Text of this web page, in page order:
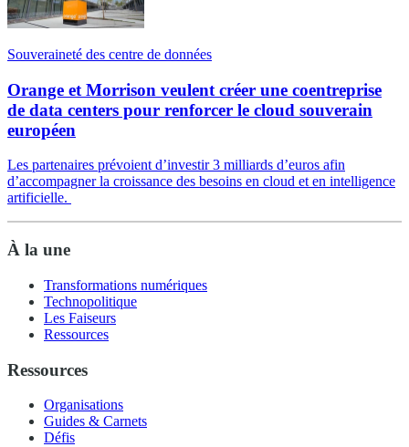
Souveraineté des centre de données
Orange et Morrison veulent créer une coentreprise
de data centers pour renforcer le cloud souverain
européen
Les partenaires prévoient d’investir 3 milliards d’euros afin
d’accompagner la croissance des besoins en cloud et en intelligence
artificielle.
À la une
Transformations numériques
Technopolitique
Les Faiseurs
Ressources
Ressources
Organisations
Guides & Carnets
Défis